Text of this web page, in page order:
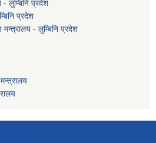
- लुम्बिनि प्रदेश
प्रदेश
मन्त्रालय - लुम्बिनि प्रदेश